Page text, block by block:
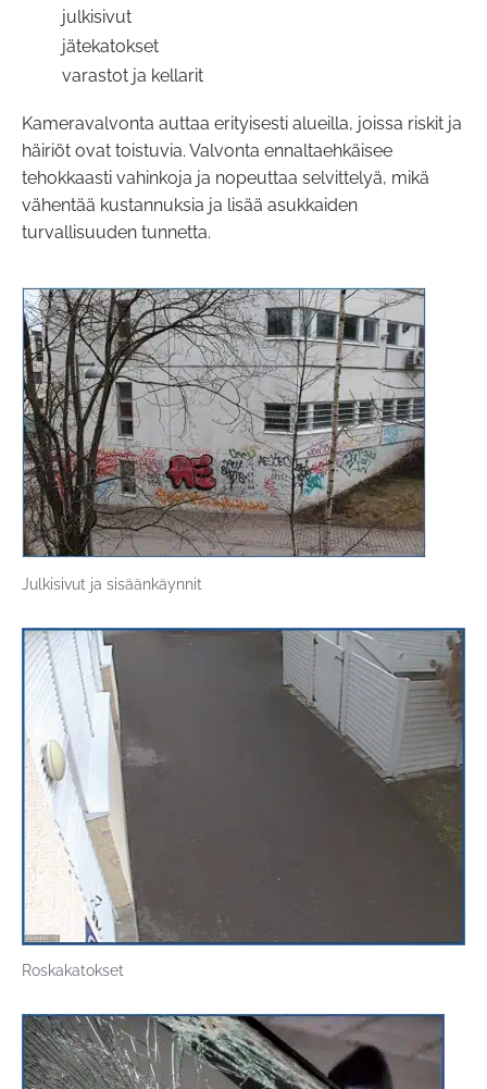
julkisivut
jätekatokset
varastot ja kellarit
Kameravalvonta auttaa erityisesti alueilla, joissa riskit ja
häiriöt ovat toistuvia. Valvonta ennaltaehkäisee
tehokkaasti vahinkoja ja nopeuttaa selvittelyä, mikä
vähentää kustannuksia ja lisää asukkaiden
turvallisuuden tunnetta.
Julkisivut ja sisäänkäynnit
Roskakatokset